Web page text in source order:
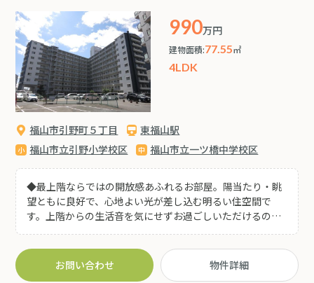
990万円
建物面積:77.55㎡
4LDK
福山市引野町５丁目
東福山駅
福山市立引野小学校区
福山市立一ツ橋中学校区
◆最上階ならではの開放感あふれるお部屋。陽当たり・眺
望ともに良好で、心地よい光が差し込む明るい住空間で
す。上階からの生活音を気にせずお過ごしいただけるのも
嬉しいポイントです。 ◆マンションでは希少な「4LDK」
タイプ。お部屋数が充実しており、子ども部屋や寝室はも
ちろん、書斎や在宅ワークスペースとしても活用可能で
す。ご家族それぞれのプライベート空間を大切にしなが
お問い合わせ 物件詳細